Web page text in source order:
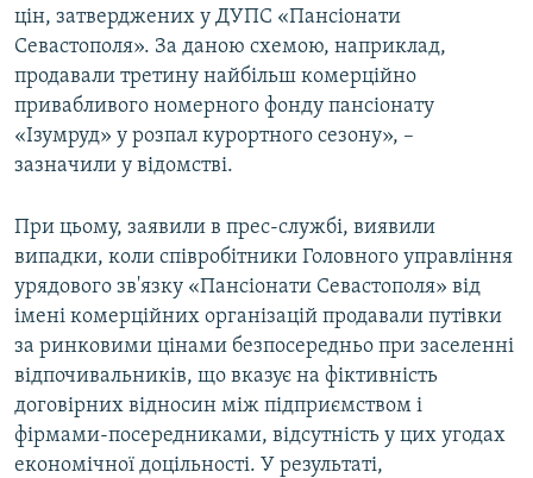
цін, затверджених у ДУПС «Пансіонати
Севастополя». За даною схемою, наприклад,
продавали третину найбільш комерційно
привабливого номерного фонду пансіонату
«Ізумруд» у розпал курортного сезону», –
зазначили у відомстві.
При цьому, заявили в прес-службі, виявили
випадки, коли співробітники Головного управління
урядового зв'язку «Пансіонати Севастополя» від
імені комерційних організацій продавали путівки
за ринковими цінами безпосередньо при заселенні
відпочивальників, що вказує на фіктивність
договірних відносин між підприємством і
фірмами-посередниками, відсутність у цих угодах
економічної доцільності. У результаті,